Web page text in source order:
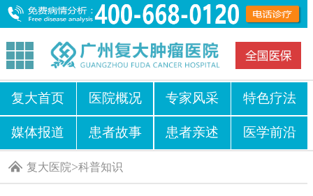
复大首页 医院概况 专家风采 特色疗法
媒体报道 患者故事 患者亲述 医学前沿
复大医院>科普知识